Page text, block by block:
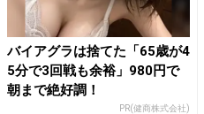
バイアグラは捨てた「65歳が4
5分で3回戦も余裕」980円で
朝まで絶好調！
PR(健商株式会社)